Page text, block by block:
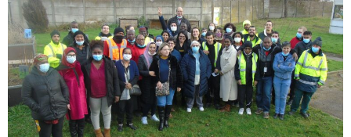
L’association Les Rayons propose des
animations autour de l'écologie, du
réemploi et du zéro-déchet
Découvrir le programme